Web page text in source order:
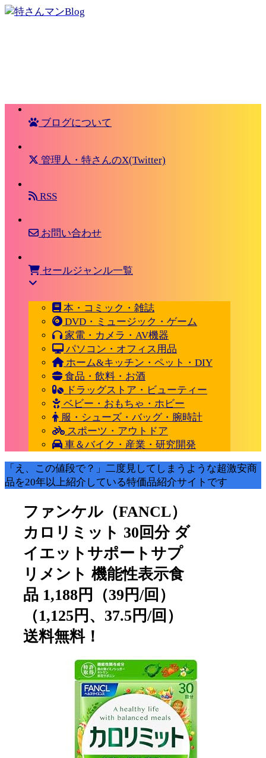
ブログについて
管理人・特さんのX(Twitter)
RSS
お問い合わせ
セールジャンル一覧
本・コミック・雑誌
DVD・ミュージック・ゲーム
家電・カメラ・AV機器
パソコン・オフィス用品
ホーム&キッチン・ペット・DIY
食品・飲料・お酒
ドラッグストア・ビューティー
ベビー・おもちゃ・ホビー
服・シューズ・バッグ・腕時計
スポーツ・アウトドア
車＆バイク・産業・研究開発
「え、この値段で？」二度見してしまうような超激安商
品を20年以上紹介している特価品紹介サイトです
ファンケル（FANCL）
カロリミット 30回分 ダ
イエットサポートサプ
リメント 機能性表示食
品 1,188円（39円/回）
（1,125円、37.5円/回）
送料無料！